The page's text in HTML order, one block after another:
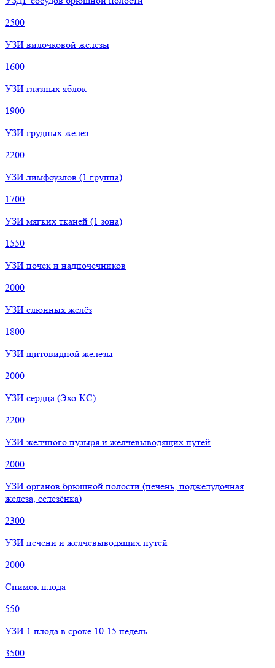
2500
УЗИ вилочковой железы
1600
УЗИ глазных яблок
1900
УЗИ грудных желёз
2200
УЗИ лимфоузлов (1 группа)
1700
УЗИ мягких тканей (1 зона)
1550
УЗИ почек и надпочечников
2000
УЗИ слюнных желёз
1800
УЗИ щитовидной железы
2000
УЗИ сердца (Эхо-КС)
2200
УЗИ желчного пузыря и желчевыводящих путей
2000
УЗИ органов брюшной полости (печень, поджелудочная
железа, селезёнка)
2300
УЗИ печени и желчевыводящих путей
2000
Снимок плода
550
УЗИ 1 плода в сроке 10-15 недель
3500